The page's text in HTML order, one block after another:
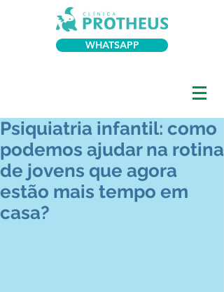
WHATSAPP
Psiquiatria infantil: como
podemos ajudar na rotina
de jovens que agora
estão mais tempo em
casa?